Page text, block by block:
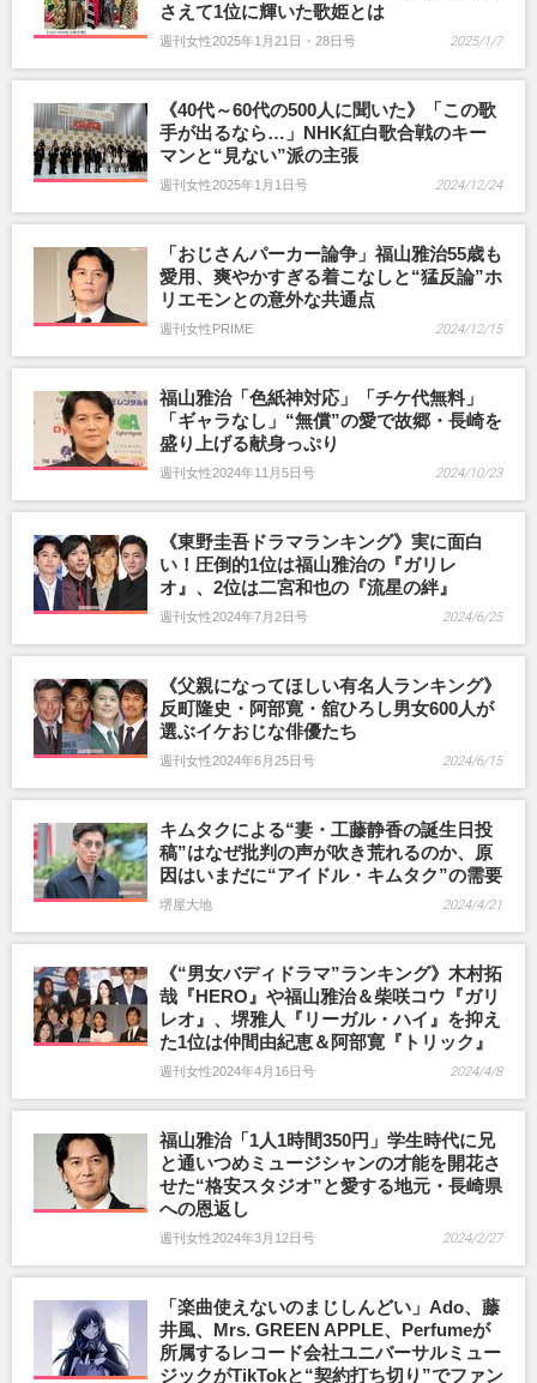
さえて1位に輝いた歌姫とは
週刊女性2025年1月21日・28日号 2025/1/7
《40代～60代の500人に聞いた》「この歌
手が出るなら…」NHK紅白歌合戦のキー
マンと“見ない”派の主張
週刊女性2025年1月1日号 2024/12/24
「おじさんパーカー論争」福山雅治55歳も
愛用、爽やかすぎる着こなしと“猛反論”ホ
リエモンとの意外な共通点
週刊女性PRIME 2024/12/15
福山雅治「色紙神対応」「チケ代無料」
「ギャラなし」“無償”の愛で故郷・長崎を
盛り上げる献身っぷり
週刊女性2024年11月5日号 2024/10/23
《東野圭吾ドラマランキング》実に面白
い！圧倒的1位は福山雅治の『ガリレ
オ』、2位は二宮和也の『流星の絆』
週刊女性2024年7月2日号 2024/6/25
《父親になってほしい有名人ランキング》
反町隆史・阿部寛・舘ひろし男女600人が
選ぶイケおじな俳優たち
週刊女性2024年6月25日号 2024/6/15
キムタクによる“妻・工藤静香の誕生日投
稿”はなぜ批判の声が吹き荒れるのか、原
因はいまだに“アイドル・キムタク”の需要
堺屋大地 2024/4/21
《“男女バディドラマ”ランキング》木村拓
哉『HERO』や福山雅治＆柴咲コウ『ガリ
レオ』、堺雅人『リーガル・ハイ』を抑え
た1位は仲間由紀恵＆阿部寛『トリック』
週刊女性2024年4月16日号 2024/4/8
福山雅治「1人1時間350円」学生時代に兄
と通いつめミュージシャンの才能を開花さ
せた“格安スタジオ”と愛する地元・長崎県
への恩返し
週刊女性2024年3月12日号 2024/2/27
「楽曲使えないのまじしんどい」Ado、藤
井風、Mrs. GREEN APPLE、Perfumeが
所属するレコード会社ユニバーサルミュー
ジックがTikTokと“契約打ち切り”でファン